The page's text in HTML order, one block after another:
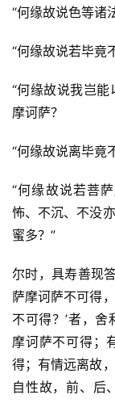
“何缘故说色等诸
“何缘故说若毕竟
“何缘故说我岂
摩诃萨？
“何缘故说离毕竟
“何缘故说若菩
怖、不沉、不没
蜜多？”
尔时，具寿善现
萨摩诃萨不可得
不可得？’者，
摩诃萨不可得；
得；有情远离故
自性故，前、后